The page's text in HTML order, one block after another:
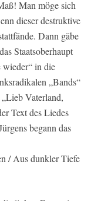
Man möge sich
dieser destruktive
Dann gäbe
Staatsoberhaupt
wieder“ in die
„Bands“
Vaterland,
Text des Liedes
begann das
/ Aus dunkler Tiefe